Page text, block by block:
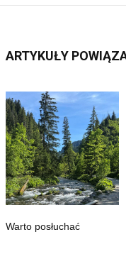
ARTYKUŁY
Warto posłuchać